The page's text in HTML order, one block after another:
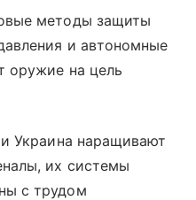
методы защиты
и автономные
оружие на цель
Украина наращивают
их системы
с трудом